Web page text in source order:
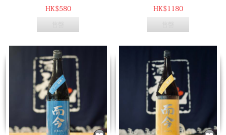
酒造特別企劃重新推出「高砂」
亦非常豐富。開瓶散發出青葡萄
般的優雅香氣，入口質感順滑水
潤，隨著酒的溫度改變，米的芳
香亦愈來愈突出，餘韻細緻悠
長。
HK$580
香氣温潤帶有香淡淡的哈密瓜和
HK$1180